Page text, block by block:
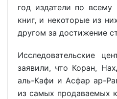
год издатели по
книг, и некоторые из
другом за достижение
Исследовательские
заявили, что Коран,
аль-Кафи и Асфар ар-
из самых продаваемых